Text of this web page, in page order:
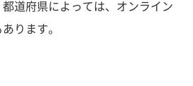
道府県によっては、オンライン
ります。